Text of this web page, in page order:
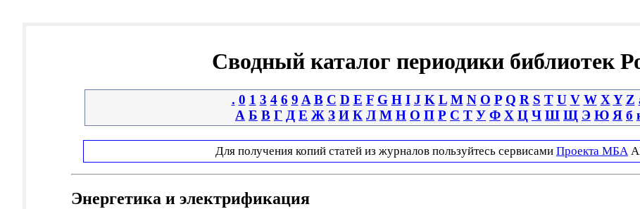
Сводный каталог периодики библиотек
. 0 1 3 4 6 9 A B C D E F G H I J K L M N O P Q R S T U V W X Y Z
А Б В Г Д Е Ж З И К Л М Н О П Р С Т У Ф Х Ц Ч Ш Щ Э Ю Я б
Для получения копий статей из журналов пользуйтесь сервисами Проекта МБА
Энергетика и электрификация